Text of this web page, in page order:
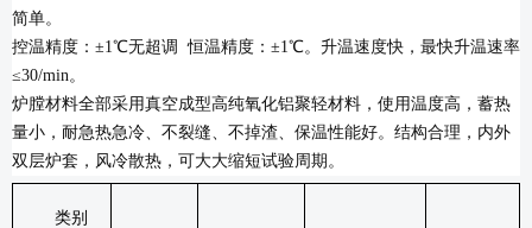
简单。
控温精度：±1℃无超调 恒温精度：±1℃。升温速度快，最快升温速率
≤30/min。
炉膛材料全部采用真空成型高纯氧化铝聚轻材料，使用温度高，蓄热
量小，耐急热急冷、不裂缝、不掉渣、保温性能好。结构合理，内外
双层炉套，风冷散热，可大大缩短试验周期。
类别